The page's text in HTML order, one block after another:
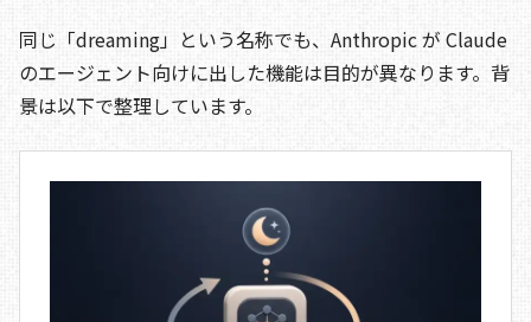
同じ「dreaming」という名称でも、Anthropic が Claude
のエージェント向けに出した機能は目的が異なります。背
景は以下で整理しています。